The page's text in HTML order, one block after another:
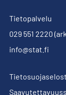
Tietopalvelu
029 551 2220
info@stat.fi